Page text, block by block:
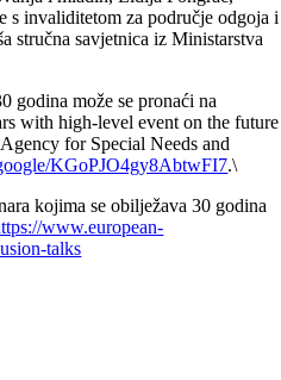
s invaliditetom za područje odgoja i
stručna savjetnica iz Ministarstva
godina može se pronaći na
with high-level event on the future
for Special Needs and
KGoPJO4gy8AbtwFI7.\
kojima se obilježava 30 godina
www.european-
talks